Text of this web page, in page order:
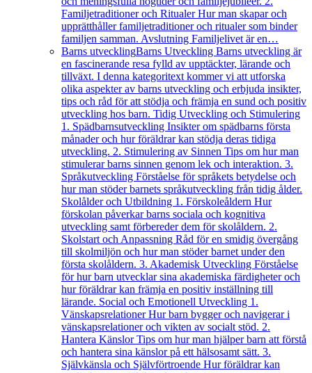
Familjetraditioner och Ritualer Hur man skapar och
upprätthåller familjetraditioner och ritualer som binder
familjen samman. Avslutning Familjelivet är en…
Barns utvecklingBarns Utveckling Barns utveckling är
en fascinerande resa fylld av upptäckter, lärande och
tillväxt. I denna kategoritext kommer vi att utforska
olika aspekter av barns utveckling och erbjuda insikter,
tips och råd för att stödja och främja en sund och positiv
utveckling hos barn. Tidig Utveckling och Stimulering
1. Spädbarnsutveckling Insikter om spädbarns första
månader och hur föräldrar kan stödja deras tidiga
utveckling. 2. Stimulering av Sinnen Tips om hur man
stimulerar barns sinnen genom lek och interaktion. 3.
Språkutveckling Förståelse för språkets betydelse och
hur man stöder barnets språkutveckling från tidig ålder.
Skolålder och Utbildning 1. Förskoleåldern Hur
förskolan påverkar barns sociala och kognitiva
utveckling samt förbereder dem för skolåldern. 2.
Skolstart och Anpassning Råd för en smidig övergång
till skolmiljön och hur man stöder barnet under den
första skolåldern. 3. Akademisk Utveckling Förståelse
för hur barn utvecklar sina akademiska färdigheter och
hur föräldrar kan främja en positiv inställning till
lärande. Social och Emotionell Utveckling 1.
Vänskapsrelationer Hur barn bygger och navigerar i
vänskapsrelationer och vikten av socialt stöd. 2.
Hantera Känslor Tips om hur man hjälper barn att förstå
och hantera sina känslor på ett hälsosamt sätt. 3.
Självkänsla och Självförtroende Hur föräldrar kan